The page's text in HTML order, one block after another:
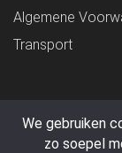
Algemene
Transport
Contact
We gebruiken
zo soepel